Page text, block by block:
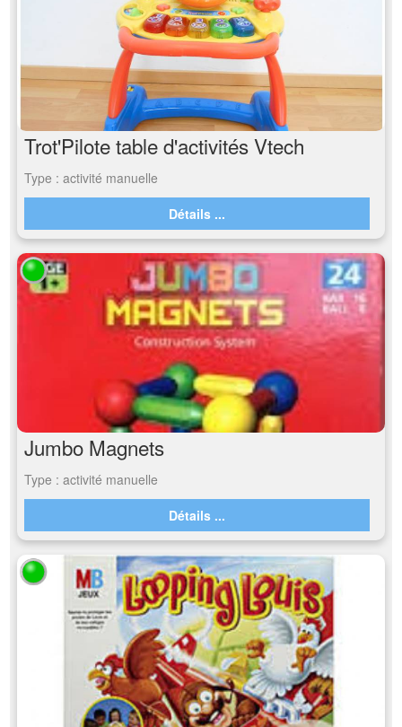
Trot'Pilote table d'activités Vtech
Type : activité manuelle
Détails ...
Jumbo Magnets
Type : activité manuelle
Détails ...